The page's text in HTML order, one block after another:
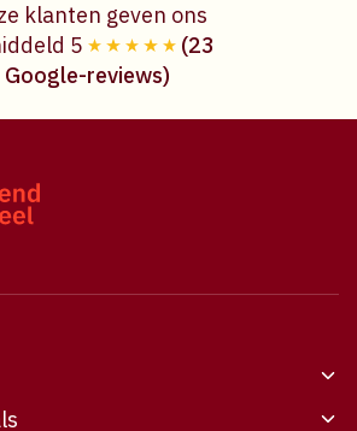
klanten geven ons
5
(23
Google-reviews)